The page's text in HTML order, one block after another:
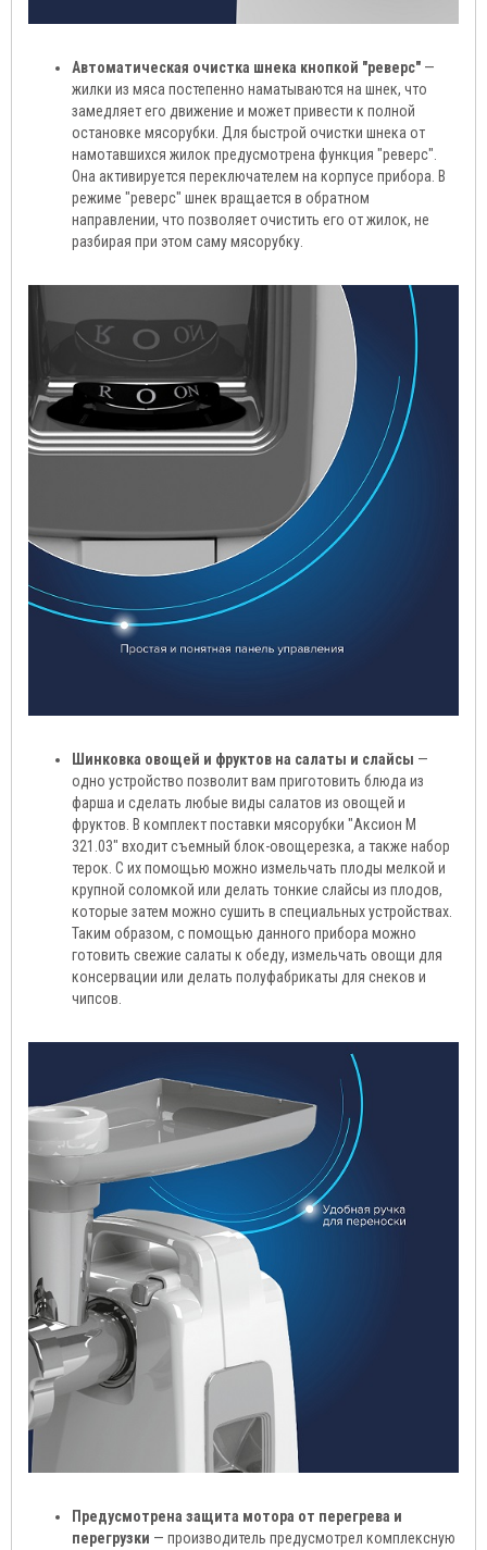
Автоматическая очистка шнека кнопкой "реверс" —
жилки из мяса постепенно наматываются на шнек, что
замедляет его движение и может привести к полной
остановке мясорубки. Для быстрой очистки шнека от
намотавшихся жилок предусмотрена функция "реверс".
Она активируется переключателем на корпусе прибора. В
режиме "реверс" шнек вращается в обратном
направлении, что позволяет очистить его от жилок, не
разбирая при этом саму мясорубку.
Шинковка овощей и фруктов на салаты и слайсы —
одно устройство позволит вам приготовить блюда из
фарша и сделать любые виды салатов из овощей и
фруктов. В комплект поставки мясорубки "Аксион М
321.03" входит съемный блок-овощерезка, а также набор
терок. С их помощью можно измельчать плоды мелкой и
крупной соломкой или делать тонкие слайсы из плодов,
которые затем можно сушить в специальных устройствах.
Таким образом, с помощью данного прибора можно
готовить свежие салаты к обеду, измельчать овощи для
консервации или делать полуфабрикаты для снеков и
чипсов.
Предусмотрена защита мотора от перегрева и
перегрузки — производитель предусмотрел комплексную